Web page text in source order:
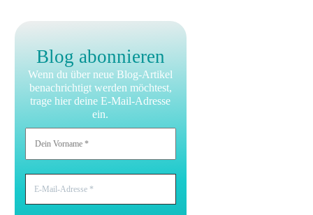
Blog abonnieren
Wenn du über neue Blog-Artikel
benachrichtigt werden möchtest,
trage hier deine E-Mail-Adresse
ein.